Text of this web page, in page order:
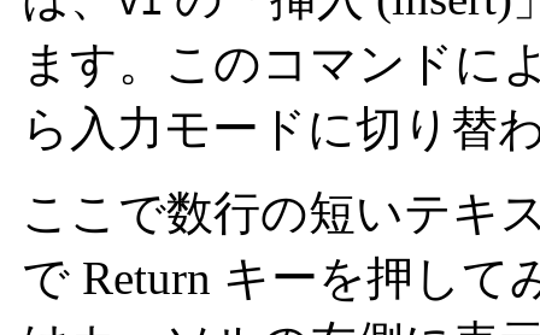
ます。このコマンドに
ら入力モードに切り替
ここで数行の短いテキ
で Return キーを押し